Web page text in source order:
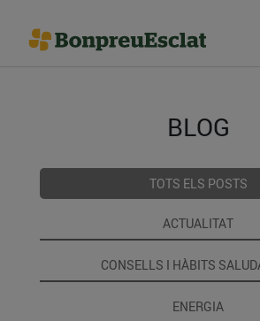
BLOG
TOTS ELS POSTS
ACTUALITAT
CONSELLS I HÀBITS
ENERGIA